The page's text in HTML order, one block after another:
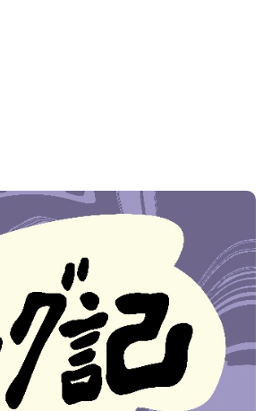
製品ロスをなくすための特別販売